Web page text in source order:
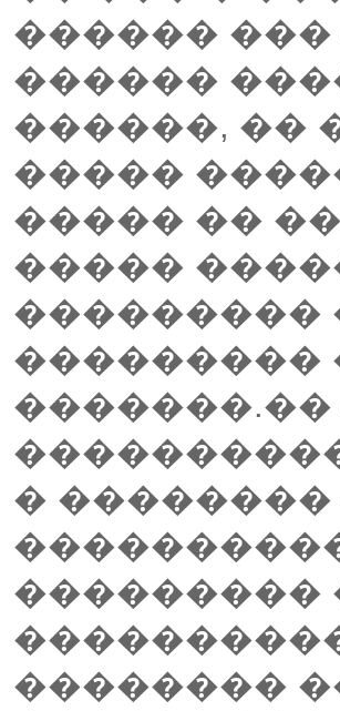
������
������
������, ��
�����
����� ��
�����
���������
���������
� ��������
���������
��������